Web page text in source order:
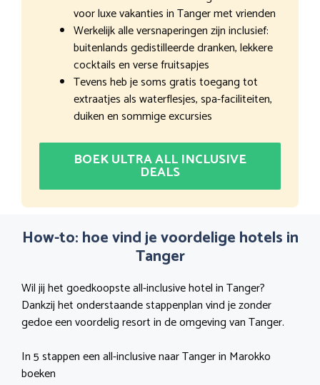
voor luxe vakanties in Tanger met vrienden
Werkelijk alle versnaperingen zijn inclusief:
buitenlands gedistilleerde dranken, lekkere
cocktails en verse fruitsapjes
Tevens heb je soms gratis toegang tot
extraatjes als waterflesjes, spa-faciliteiten,
duiken en sommige excursies
BOEK ULTRA ALL INCLUSIVE
DEALS
How-to: hoe vind je voordelige hotels in
Tanger
Wil jij het goedkoopste all-inclusive hotel in Tanger?
Dankzij het onderstaande stappenplan vind je zonder
gedoe een voordelig resort in de omgeving van Tanger.
In 5 stappen een all-inclusive naar Tanger in Marokko
boeken